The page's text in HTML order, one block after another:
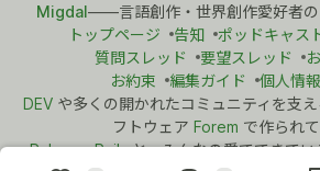
Migdal――言語創作・世界創作愛好者の
トップページ
告知 ポッドキャス
質問スレッド
要望スレッド
お約束
編集ガイド
個人情
DEV や多くの開かれたコミュニティを支え
フトウェア Forem で作られて
Ruby on Railsと、みんなの愛でできて